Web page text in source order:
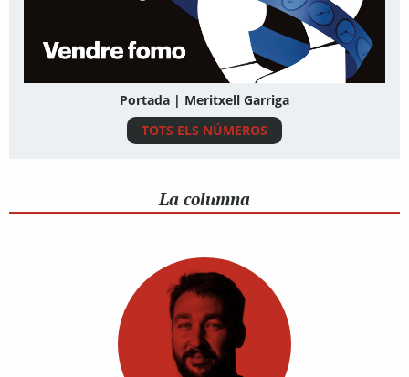
Portada | Meritxell Garriga
TOTS ELS NÚMEROS
La columna